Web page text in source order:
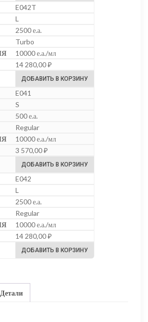
E042T
L
2500 е.а.
Turbo
10000 е.а./мл
14 280,00₽
ДОБАВИТЬ В КОРЗИНУ
E041
S
500 е.а.
Regular
10000 е.а./мл
3 570,00₽
ДОБАВИТЬ В КОРЗИНУ
E042
L
2500 е.а.
Regular
10000 е.а./мл
14 280,00₽
ДОБАВИТЬ В КОРЗИНУ
Детали